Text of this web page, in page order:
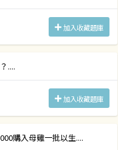
加入收藏題庫
....
加入收藏題庫
購入母雞一批以生....